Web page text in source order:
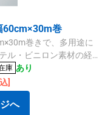
巻
巻きで、多用途に
ル・ビニロン素材の経
庫 あり
]
へ